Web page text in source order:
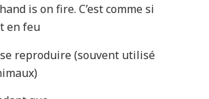
is on fire. C’est comme si
en feu
reproduire (souvent utilisé